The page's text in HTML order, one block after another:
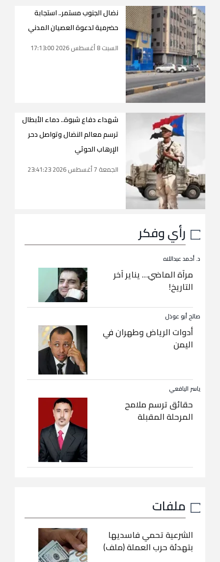
نضال الجنوب مستمر.. استجابة
حضرمية لدعوة العصيان المدني
السبت 8 أغسطس 2026 17:13:00
شهداء دفاع شبوة.. دماء الأبطال
ترسم معالم النضال وتواصل دحر
الإرهاب الحوثي
الجمعة 7 أغسطس 2026 23:41:23
رأي وفكر
د. أحمد عبداللاه
مرآة الماضي… يناير آخر
التاريخ!
صالح أبو عوذل
أدوات الرياض وطهران في
اليمن
ياسر اليافعي
حقائق ترسم ملامح
المرحلة المقبلة
ملفات
الشرعية تحمي فاسديها
بتهدئة حرب العملة (ملف)